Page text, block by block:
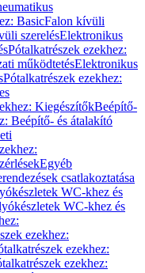
BasicFalon kívüli
szerelésElektronikus
Pótalkatrészek ezekhez:
működtetésElektronikus
Pótalkatrészek ezekhez:
KiegészítőkBeépítő-
Beépítő- és átalakító
Egyéb
csatlakoztatása
WC-khez és
WC-khez és
ezekhez:
ezekhez:
ezekhez: